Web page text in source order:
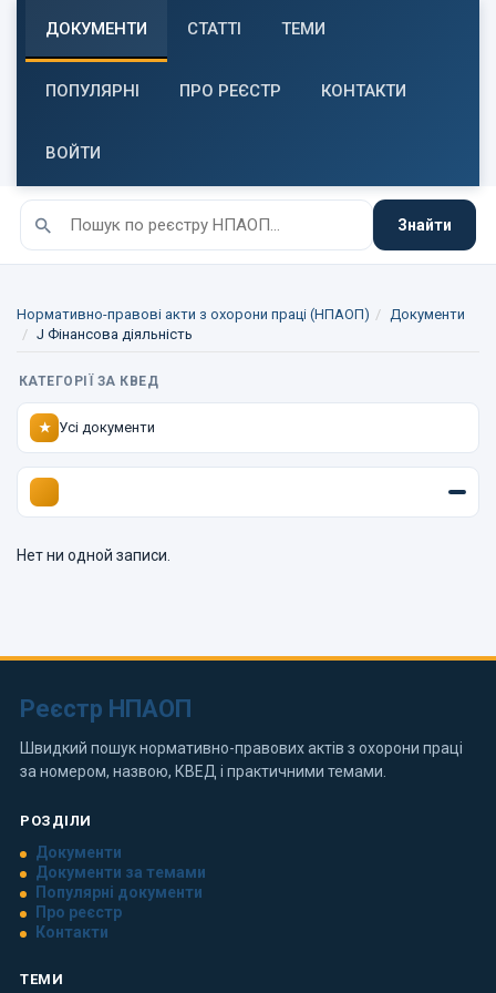
ДОКУМЕНТИ СТАТТІ ТЕМИ
ПОПУЛЯРНІ ПРО РЕЄСТР КОНТАКТИ
ВОЙТИ
Знайти
Нормативно-правові акти з охорони праці (НПАОП)
Документи
J Фінансова діяльність
КАТЕГОРІЇ ЗА КВЕД
★ Усі документи
Нет ни одной записи.
Реєстр НПАОП
Швидкий пошук нормативно-правових актів з охорони праці
за номером, назвою, КВЕД і практичними темами.
РОЗДІЛИ
Документи
Документи за темами
Популярні документи
Про реєстр
Контакти
ТЕМИ